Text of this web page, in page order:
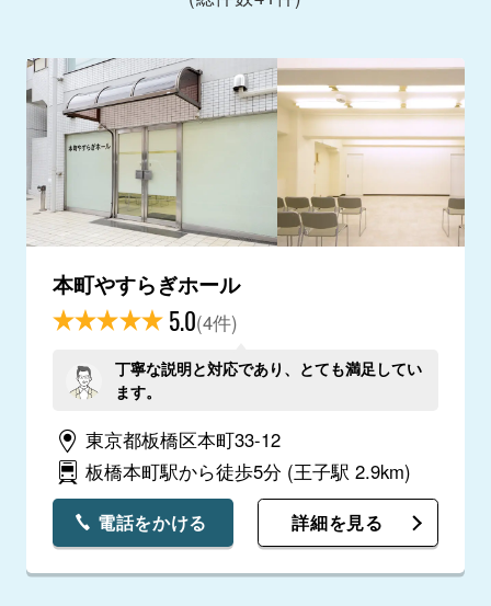
本町やすらぎホール
5.0(4件)
丁寧な説明と対応であり、とても満足してい
ます。
東京都板橋区本町33-12
板橋本町駅から徒歩5分 (王子駅 2.9km)
電話をかける 詳細を見る